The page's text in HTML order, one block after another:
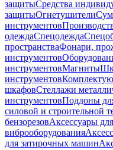
защитыСредства
защитыОгнетушители
инструментов
одеждаСпецодежда
пространстваФонари,
инструментов
инструментовМагниты
инструментов
шкафовСтеллажи
инструментовПоддоны
силовой и строительной
бензорезовАксессуары
виброоборудования
для затирочных машин